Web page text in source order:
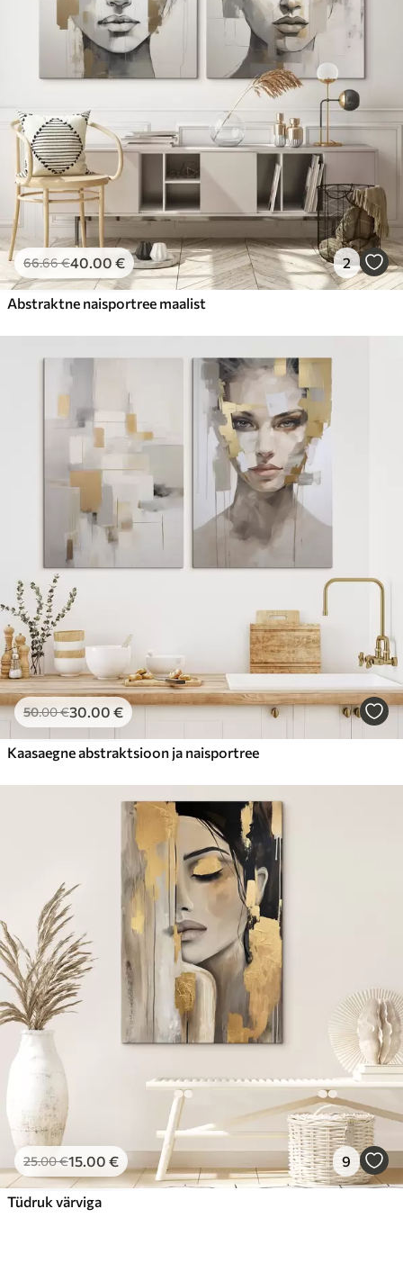
66.66€40.00 € 2
Abstraktne naisportree maalist
50.00€30.00 €
Kaasaegne abstraktsioon ja naisportree
25.00€15.00 € 9
Tüdruk värviga